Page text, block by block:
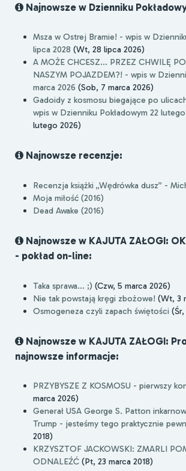
Najnowsze w Dzienniku
Msza w Ostrej Bramie! - wpis w
lipca 2028 (Wt, 28 lipca 2026)
A MOŻE CHCESZ... PRZEZ CHWILĘ
NASZYM POJAZDEM?! - wpis w
marca 2026 (Sob, 7 marca 2026)
Gadoidy z kosmosu biegające po
wpis w Dzienniku Pokładowym 22
lutego 2026)
Najnowsze recenzje:
Recenzja książki „Wędrówka dusz” -
Moja miłość (2016)
Dead Awake (2016)
Najnowsze w KAJUTA ZAŁOGI:
- pokład on-line:
Taka sprawa... ;) (Czw, 5 marca 2026)
Nie tak powstają kręgi zbożowe! (Wt, 3
Osmogeneza czyli zapach świętości
Najnowsze w KAJUTA ZAŁOGI:
najnowsze informacje:
PRZYBYSZE Z KOSMOSU - pierwszy
marca 2026)
Generał USA George S. Patton
Trump - jesteśmy tego praktycznie
2018)
KRZYSZTOF JACKOWSKI: ZMARLI
ODNALEŹĆ (Pt, 23 marca 2018)